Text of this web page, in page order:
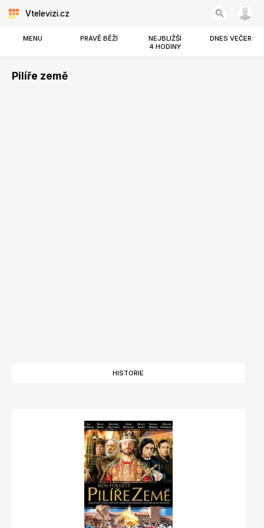
Vtelevizi.cz
MENU PRÁVĚ BĚŽÍ
NEJBLIŽŠÍ
4 HODINY
DNES VEČER
Pilíře země
HISTORIE